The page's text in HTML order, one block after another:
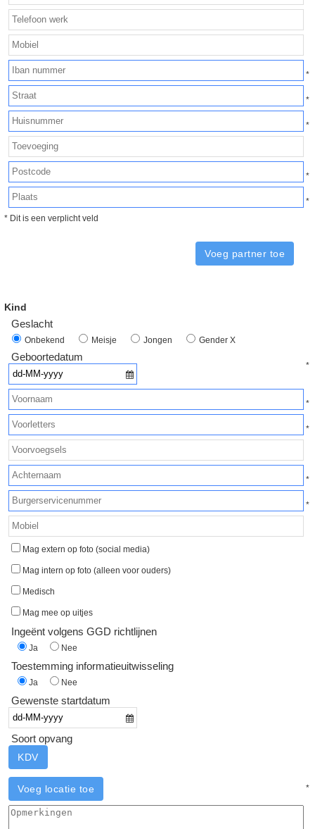
* Dit is een verplicht veld
Voeg partner toe
Kind
Geslacht
Onbekend Meisje Jongen Gender X
Geboortedatum
Mag extern op foto (social media)
Mag intern op foto (alleen voor ouders)
Medisch
Mag mee op uitjes
Ingeënt volgens GGD richtlijnen
Ja Nee
Toestemming informatieuitwisseling
Ja Nee
Gewenste startdatum
Soort opvang
KDV
Voeg locatie toe